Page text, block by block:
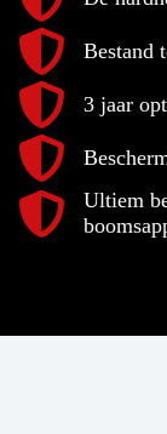
Bestand
3 jaar
Ultiem